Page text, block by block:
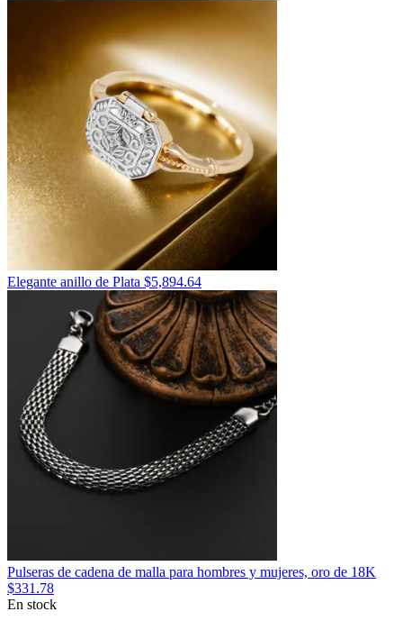
Elegante anillo de Plata $5,894.64
Pulseras de cadena de malla para hombres y mujeres, oro de 18K
$331.78
En stock